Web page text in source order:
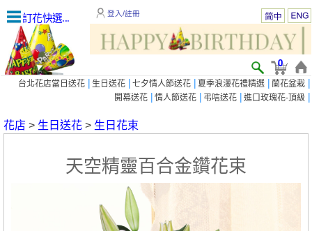
訂花快選... 登入/註冊
0
台北花店當日送花 | 生日送花 | 七夕情人節送花 | 夏季浪漫花禮精選 | 蘭花盆栽 |
開幕送花 | 情人節送花 | 弔唁送花 | 進口玫瑰花-頂級 |
花店 > 生日送花 > 生日花束
天空精靈百合金鑽花束